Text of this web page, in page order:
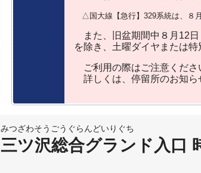
△国大線【急行】329系統は、８
また、旧盆期間中８月12日
を除き、土曜ダイヤまたは特
ご利用の際はご注意くださ
詳しくは、停留所のお知ら
みつざわそうごうぐらんどいりぐち
三ツ沢総合グランド入口